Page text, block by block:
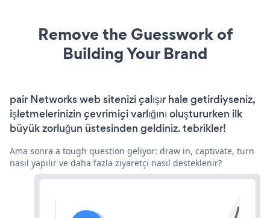
Remove the Guesswork of
Building Your Brand
pair Networks web sitenizi çalışır hale getirdiyseniz,
işletmelerinizin çevrimiçi varlığını oluştururken ilk
büyük zorluğun üstesinden geldiniz. tebrikler!
Ama sonra a tough question geliyor: draw in, captivate, turn
nasıl yapılır ve daha fazla ziyaretçi nasıl desteklenir?